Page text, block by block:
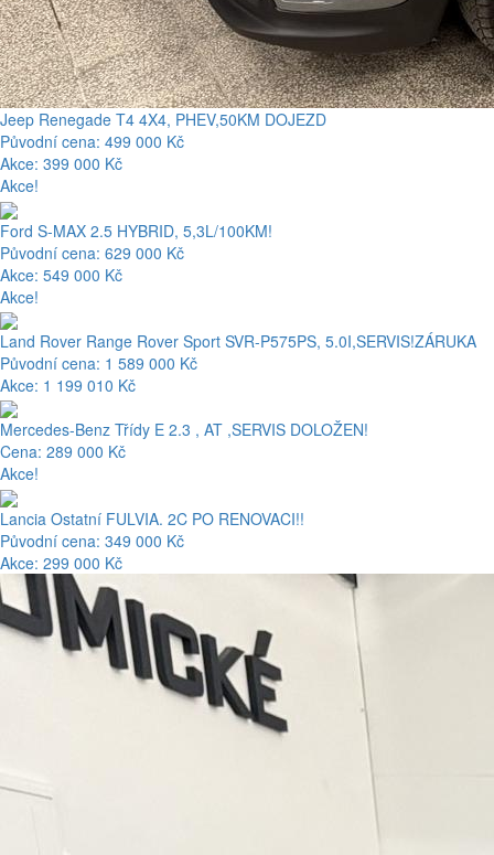
Jeep Renegade T4 4X4, PHEV,50KM DOJEZD
Původní cena: 499 000 Kč
Akce: 399 000 Kč
Akce!
Ford S-MAX 2.5 HYBRID, 5,3L/100KM!
Původní cena: 629 000 Kč
Akce: 549 000 Kč
Akce!
Land Rover Range Rover Sport SVR-P575PS, 5.0I,SERVIS!ZÁRUKA
Původní cena: 1 589 000 Kč
Akce: 1 199 010 Kč
Mercedes-Benz Třídy E 2.3 , AT ,SERVIS DOLOŽEN!
Cena: 289 000 Kč
Akce!
Lancia Ostatní FULVIA. 2C PO RENOVACI!!
Původní cena: 349 000 Kč
Akce: 299 000 Kč